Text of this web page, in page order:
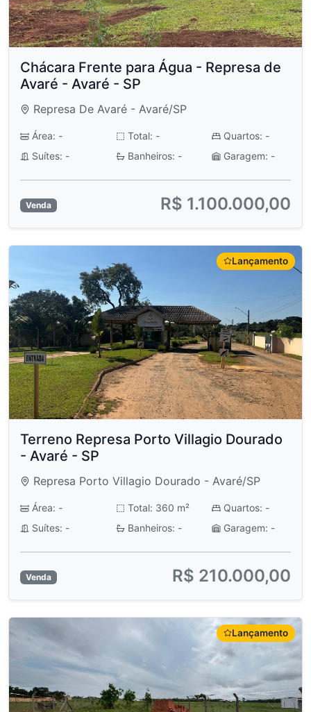
Chácara Frente para Água - Represa de
Avaré - Avaré - SP
Represa De Avaré - Avaré/SP
Área: - Total: -
Quartos: -
Suítes: -
Banheiros: - Garagem: -
Venda R$ 1.100.000,00
Lançamento
Terreno Represa Porto Villagio Dourado
- Avaré - SP
Represa Porto Villagio Dourado - Avaré/SP
Área: - Total: 360 m²
Quartos: -
Suítes: -
Banheiros: - Garagem: -
Venda R$ 210.000,00
Lançamento